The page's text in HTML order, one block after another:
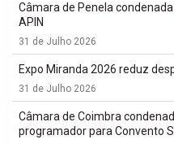
Câmara de Penela
APIN
31 de Julho 2026
Expo Miranda 2026 reduz
31 de Julho 2026
Câmara de Coimbra
programador para Convento